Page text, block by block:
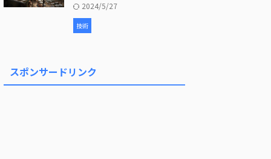
2024/5/27
技術
スポンサードリンク